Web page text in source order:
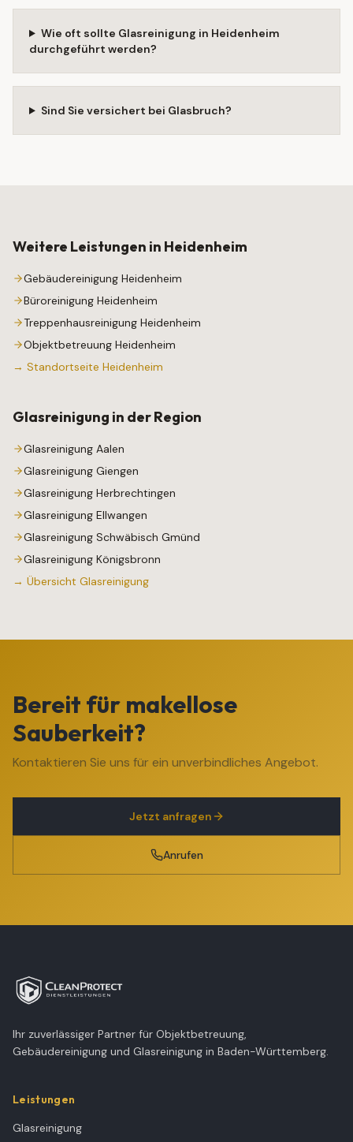
Wie oft sollte Glasreinigung in Heidenheim
durchgeführt werden?
Sind Sie versichert bei Glasbruch?
Weitere Leistungen in Heidenheim
Gebäudereinigung Heidenheim
Büroreinigung Heidenheim
Treppenhausreinigung Heidenheim
Objektbetreuung Heidenheim
→ Standortseite Heidenheim
Glasreinigung in der Region
Glasreinigung Aalen
Glasreinigung Giengen
Glasreinigung Herbrechtingen
Glasreinigung Ellwangen
Glasreinigung Schwäbisch Gmünd
Glasreinigung Königsbronn
→ Übersicht Glasreinigung
Bereit für makellose
Sauberkeit?
Kontaktieren Sie uns für ein unverbindliches Angebot.
Jetzt anfragen
Anrufen
Ihr zuverlässiger Partner für Objektbetreuung,
Gebäudereinigung und Glasreinigung in Baden-Württemberg.
Leistungen
Glasreinigung